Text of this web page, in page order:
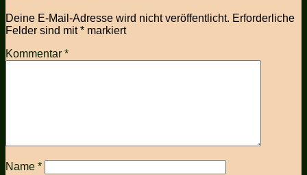
Deine E-Mail-Adresse wird nicht veröffentlicht. Erforderliche
Felder sind mit* markiert
Kommentar *
Name *